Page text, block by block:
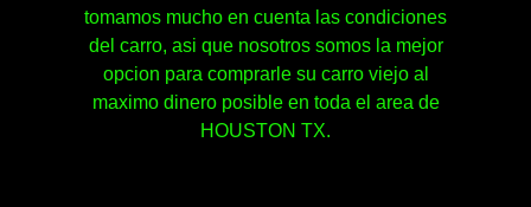
tomamos mucho en cuenta las condiciones
del carro, asi que nosotros somos la mejor
opcion para comprarle su carro viejo al
maximo dinero posible en toda el area de
HOUSTON TX.